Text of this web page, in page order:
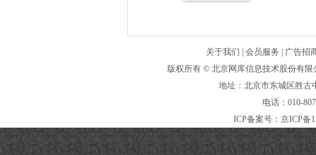
关于我们 会员服务
广告招
版权所有 © 北京网库信息技术股份有限
地址：北京市东城区胜
电话：010-
ICP备案号： 京ICP备